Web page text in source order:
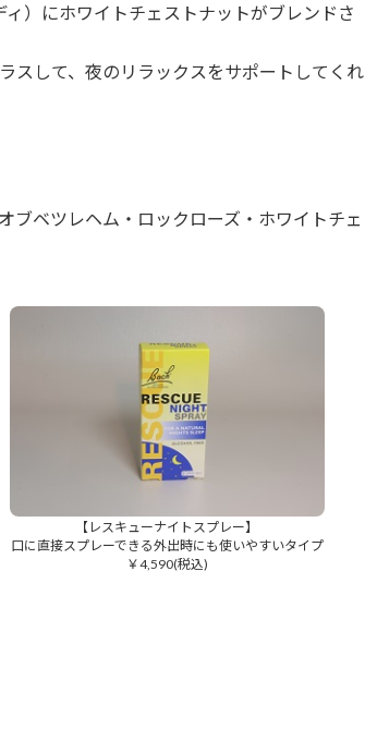
）にホワイトチェストナットがブレンドさ
スして、夜のリラックスをサポートしてくれ
ブベツレヘム・ロックローズ・ホワイトチェ
【レスキューナイトスプレー】
口に直接スプレーできる外出時にも使いやすいタイプ
￥4,590(税込)